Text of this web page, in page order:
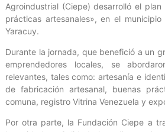
Agroindustrial (Ciepe) desarrolló el
prácticas artesanales», en el
Yaracuy.
Durante la jornada, que benefició a un
emprendedores locales, se
relevantes, tales como: artesanía e
de fabricación artesanal, buenas
comuna, registro Vitrina Venezuela y
Por otra parte, la Fundación Ciepe a